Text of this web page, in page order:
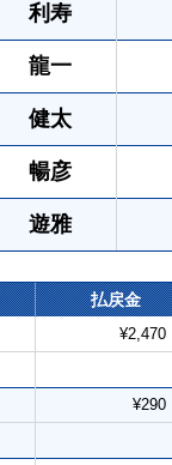
利寿
龍一
健太
暢彦
遊雅
払戻金
¥2,470
¥290